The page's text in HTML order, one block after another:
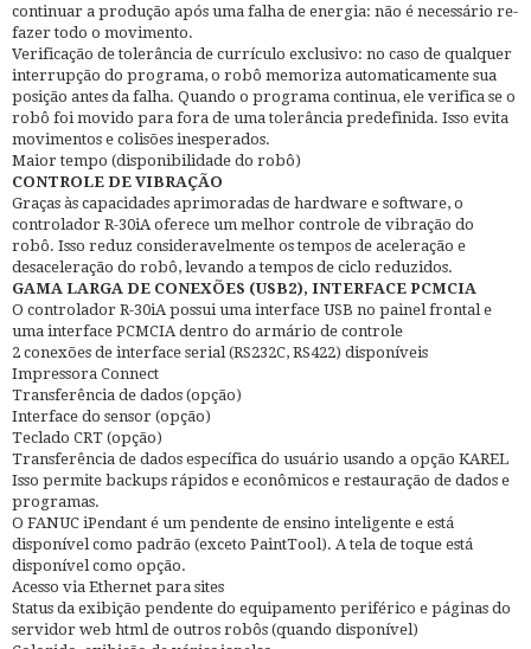
continuar a produção após uma falha de energia: não é necessário re-
fazer todo o movimento.
Verificação de tolerância de currículo exclusivo: no caso de qualquer
interrupção do programa, o robô memoriza automaticamente sua
posição antes da falha. Quando o programa continua, ele verifica se o
robô foi movido para fora de uma tolerância predefinida. Isso evita
movimentos e colisões inesperados.
Maior tempo (disponibilidade do robô)
CONTROLE DE VIBRAÇÃO
Graças às capacidades aprimoradas de hardware e software, o
controlador R-30iA oferece um melhor controle de vibração do
robô. Isso reduz consideravelmente os tempos de aceleração e
desaceleração do robô, levando a tempos de ciclo reduzidos.
GAMA LARGA DE CONEXÕES (USB2), INTERFACE PCMCIA
O controlador R-30iA possui uma interface USB no painel frontal e
uma interface PCMCIA dentro do armário de controle
2 conexões de interface serial (RS232C, RS422) disponíveis
Impressora Connect
Transferência de dados (opção)
Interface do sensor (opção)
Teclado CRT (opção)
Transferência de dados específica do usuário usando a opção KAREL
Isso permite backups rápidos e econômicos e restauração de dados e
programas.
O FANUC iPendant é um pendente de ensino inteligente e está
disponível como padrão (exceto PaintTool). A tela de toque está
disponível como opção.
Acesso via Ethernet para sites
Status da exibição pendente do equipamento periférico e páginas do
servidor web html de outros robôs (quando disponível)